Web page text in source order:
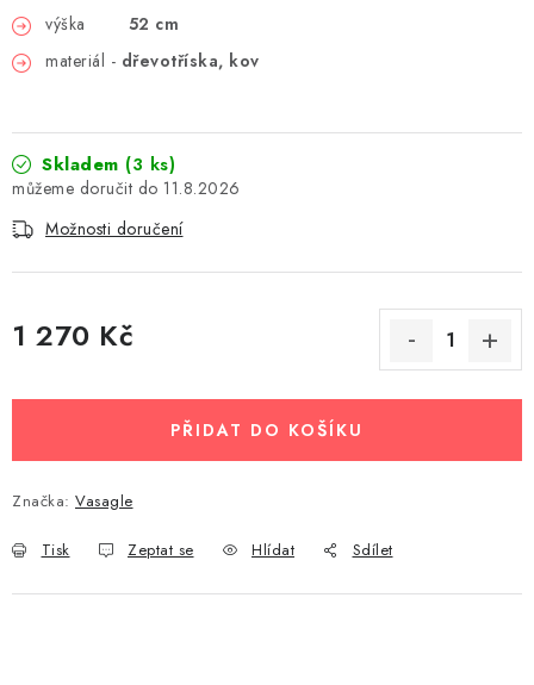
výška 52 cm
materiál - dřevotříska, kov
Skladem (3 ks)
11.8.2026
Možnosti doručení
1 270 Kč
PŘIDAT DO KOŠÍKU
Značka: Vasagle
Tisk Zeptat se Hlídat Sdílet